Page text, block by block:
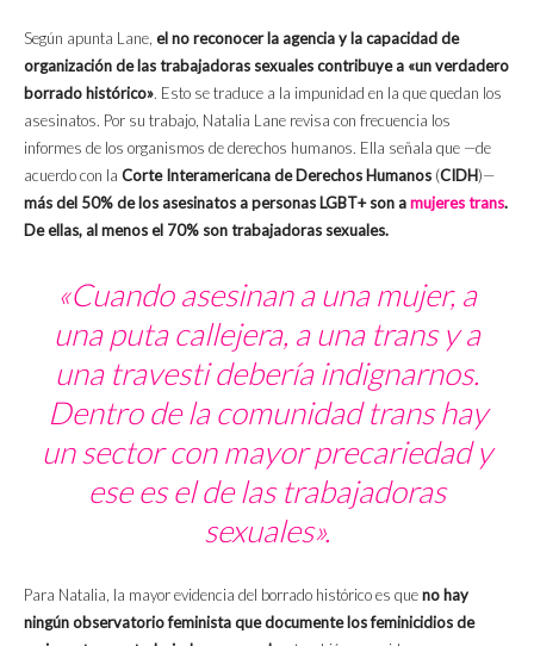
Según apunta Lane, el no reconocer la agencia y la capacidad de
organización de las trabajadoras sexuales contribuye a «un verdadero
borrado histórico». Esto se traduce a la impunidad en la que quedan los
asesinatos. Por su trabajo, Natalia Lane revisa con frecuencia los
informes de los organismos de derechos humanos. Ella señala que —de
acuerdo con la Corte Interamericana de Derechos Humanos (CIDH)—
más del 50% de los asesinatos a personas LGBT+ son amujeres trans.
De ellas, al menos el 70% son trabajadoras sexuales.
«Cuando asesinan a una mujer, a
una puta callejera, a una trans y a
una travesti debería indignarnos.
Dentro de la comunidad trans hay
un sector con mayor precariedad y
ese es el de las trabajadoras
sexuales».
Para Natalia, la mayor evidencia del borrado histórico es queno hay
ningún observatorio feminista que documente los feminicidios de